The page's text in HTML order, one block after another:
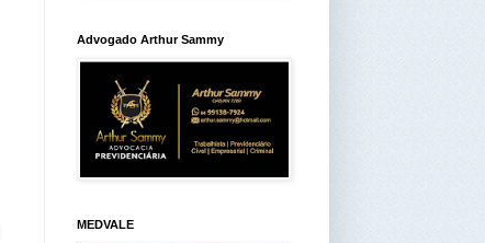
Advogado Arthur Sammy
MEDVALE